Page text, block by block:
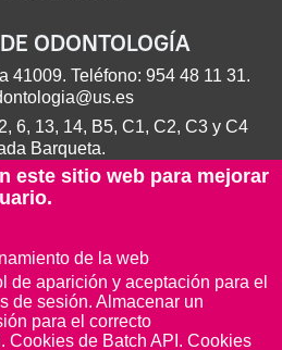
ODONTOLOGÍA
41009. Teléfono: 954 48 11 31.
6, 13, 14, B5, C1, C2, C3 y C4
Barqueta.
este sitio web para mejorar
de la web
de aparición y aceptación para el
de sesión. Almacenar un
para el correcto
Cookies de Batch API. Cookies